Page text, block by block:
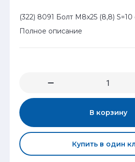
(322) 8091 Болт М8x25 (8,8)
Полное описание
В корзину
Купить в один